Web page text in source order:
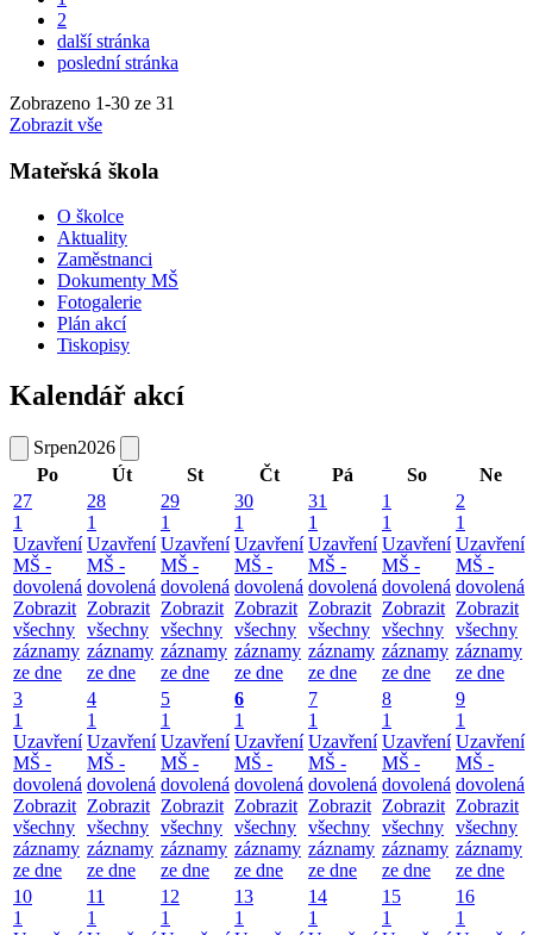
2
další stránka
poslední stránka
Zobrazeno 1-30 ze 31
Zobrazit vše
Mateřská škola
O školce
Aktuality
Zaměstnanci
Dokumenty MŠ
Fotogalerie
Plán akcí
Tiskopisy
Kalendář akcí
Srpen2026
Po
Út St Čt Pá So
Ne
27
1
Uzavření
MŠ -
dovolená
Zobrazit
všechny
záznamy
ze dne
28
1
Uzavření
MŠ -
dovolená
Zobrazit
všechny
záznamy
ze dne
29
1
Uzavření
MŠ -
dovolená
Zobrazit
všechny
záznamy
ze dne
30
1
Uzavření
MŠ -
dovolená
Zobrazit
všechny
záznamy
ze dne
31
1
Uzavření
MŠ -
dovolená
Zobrazit
všechny
záznamy
ze dne
1
1
Uzavření
MŠ -
dovolená
Zobrazit
všechny
záznamy
ze dne
2
1
Uzavření
MŠ -
dovolená
Zobrazit
všechny
záznamy
ze dne
3
1
Uzavření
MŠ -
dovolená
Zobrazit
všechny
záznamy
ze dne
4
1
Uzavření
MŠ -
dovolená
Zobrazit
všechny
záznamy
ze dne
5
1
Uzavření
MŠ -
dovolená
Zobrazit
všechny
záznamy
ze dne
6
1
Uzavření
MŠ -
dovolená
Zobrazit
všechny
záznamy
ze dne
7
1
Uzavření
MŠ -
dovolená
Zobrazit
všechny
záznamy
ze dne
8
1
Uzavření
MŠ -
dovolená
Zobrazit
všechny
záznamy
ze dne
9
1
Uzavření
MŠ -
dovolená
Zobrazit
všechny
záznamy
ze dne
10
1
11
1
12
1
13
1
14
1
15
1
16
1